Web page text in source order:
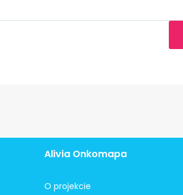
Alivia Onkomapa
O projekcie